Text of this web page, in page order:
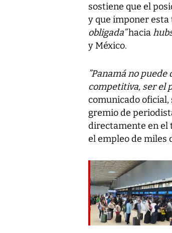
sostiene que el
y que imponer
obligada”hacia
y México.
”Panamá no
competitiva, ser el
comunicado oficial,
gremio de
directamente en el
el empleo de miles